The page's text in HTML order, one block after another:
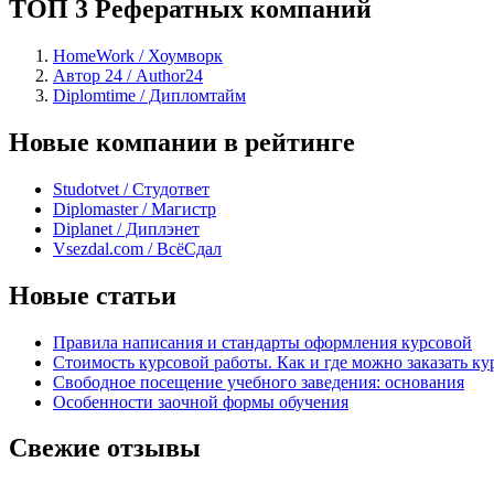
ТОП 3 Рефератных компаний
HomeWork / Хоумворк
Автор 24 / Author24
Diplomtime / Дипломтайм
Новые компании в рейтинге
Studotvet / Студответ
Diplomaster / Магистр
Diplanet / Диплэнет
Vsezdal.com / ВсёСдал
Новые статьи
Правила написания и стандарты оформления курсовой
Стоимость курсовой работы. Как и где можно заказать
Свободное посещение учебного заведения: основания
Особенности заочной формы обучения
Свежие отзывы